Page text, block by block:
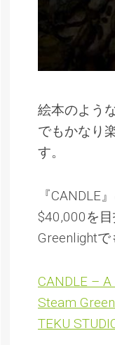
絵本のよう
でもかなり
す。
『
$40,000を
Greenlightで
CANDLE –
Steam
TEKU